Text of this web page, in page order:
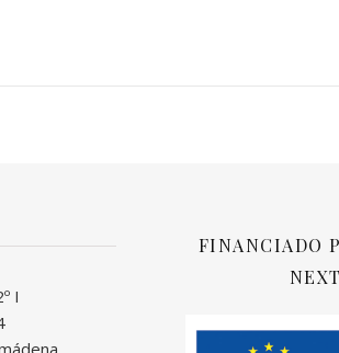
I
FINANCIADO